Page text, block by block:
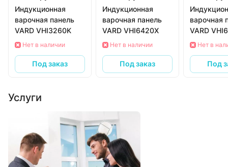
Индукционная
варочная панель
VARD VHI3260K
Нет в наличии
Под заказ
Индукционная
варочная панель
VARD VHI6420X
Нет в наличии
Под заказ
варочная
VARD
Нет в
Под
Услуги